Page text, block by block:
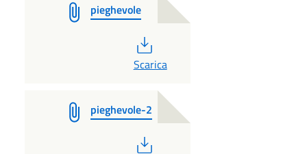
pieghevole
PDF
Scarica
pieghevole-2